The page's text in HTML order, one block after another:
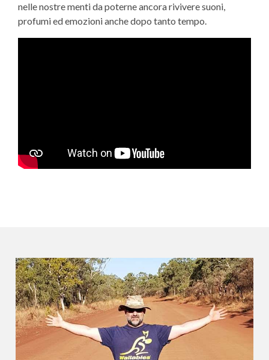
nelle nostre menti da poterne ancora rivivere suoni,
profumi ed emozioni anche dopo tanto tempo.